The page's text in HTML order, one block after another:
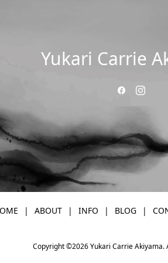
Yukari Carrie
ABOUT INFO BLOG
Copyright ©2026Yukari Carrie Akiyama.